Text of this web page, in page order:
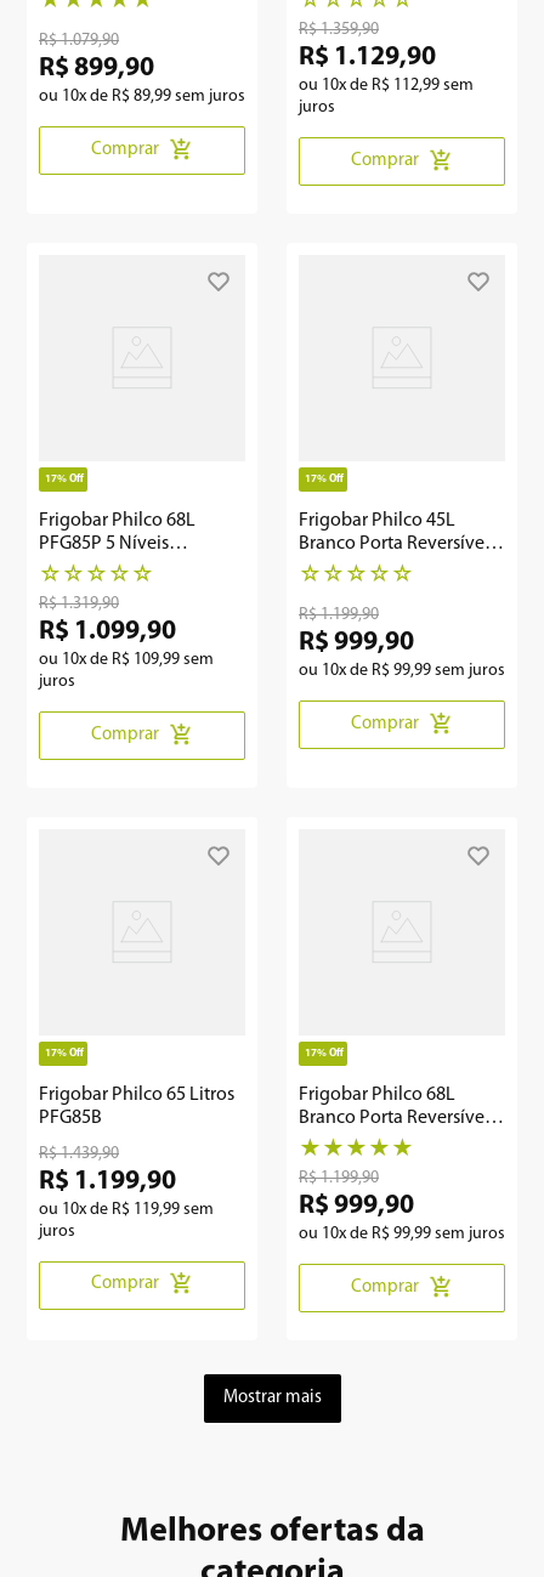
R$ 1.079,90
R$ 899,90
ou 10x de R$ 89,99 sem juros
Comprar
R$ 1.359,90
R$ 1.129,90
ou 10x de R$ 112,99 sem
juros
Comprar
17% Off
Frigobar Philco 68L
PFG85P 5 Níveis
Temperatura
☆ ☆ ☆ ☆ ☆
R$ 1.319,90
R$ 1.099,90
ou 10x de R$ 109,99 sem
juros
Comprar
17% Off
Frigobar Philco 45L
Branco Porta Reversível
PFG50B
☆ ☆ ☆ ☆ ☆
R$ 1.199,90
R$ 999,90
ou 10x de R$ 99,99 sem juros
Comprar
17% Off
Frigobar Philco 65 Litros
PFG85B
R$ 1.439,90
R$ 1 .199,90
ou 10x de R$ 119,99 sem
juros
Comprar
17% Off
Frigobar Philco 68L
Branco Porta Reversível
PFG85B
★ ★ ★ ★ ★
R$ 1.199,90
R$ 999,90
ou 10x de R$ 99,99 sem juros
Comprar
Mostrar mais
Melhores ofertas da